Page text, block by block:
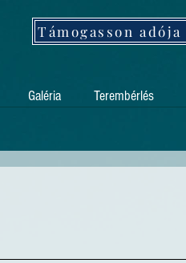
Galéria Terembérlés